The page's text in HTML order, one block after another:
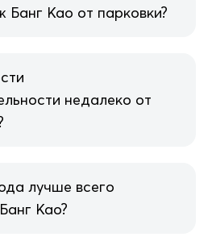
Банг Као от парковки?
недалеко от
лучше всего
Као?